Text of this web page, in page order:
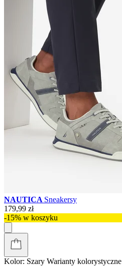
NAUTICA Sneakersy
179,99 zł
-15% w koszyku
Kolor: Szary Warianty kolorystyczne